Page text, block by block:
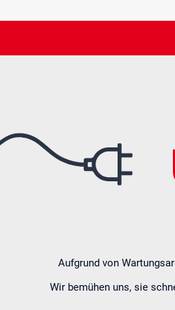
Aufgrund von
Wir bemühen uns, sie